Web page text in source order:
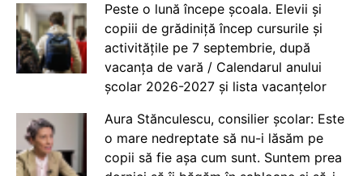
Peste o lună începe școala. Elevii și
copiii de grădiniță încep cursurile și
activitățile pe 7 septembrie, după
vacanța de vară / Calendarul anului
școlar 2026-2027 și lista vacanțelor
Aura Stănculescu, consilier școlar: Este
o mare nedreptate să nu-i lăsăm pe
copii să fie așa cum sunt. Suntem prea